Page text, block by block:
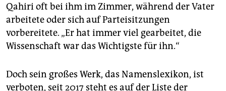
Qahiri oft bei ihm im Zimmer, während der Vater
arbeitete oder sich auf Parteisitzungen
vorbereitete. „Er hat immer viel gearbeitet, die
Wissenschaft war das Wichtigste für ihn.“
Doch sein großes Werk, das Namenslexikon, ist
verboten, seit 2017 steht es auf der Liste der